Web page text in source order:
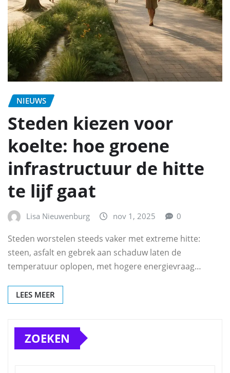
NIEUWS
Steden kiezen voor
koelte: hoe groene
infrastructuur de hitte
te lijf gaat
Lisa Nieuwenburg nov 1, 2025 0
Steden worstelen steeds vaker met extreme hitte:
steen, asfalt en gebrek aan schaduw laten de
temperatuur oplopen, met hogere energievraag…
LEES MEER
ZOEKEN